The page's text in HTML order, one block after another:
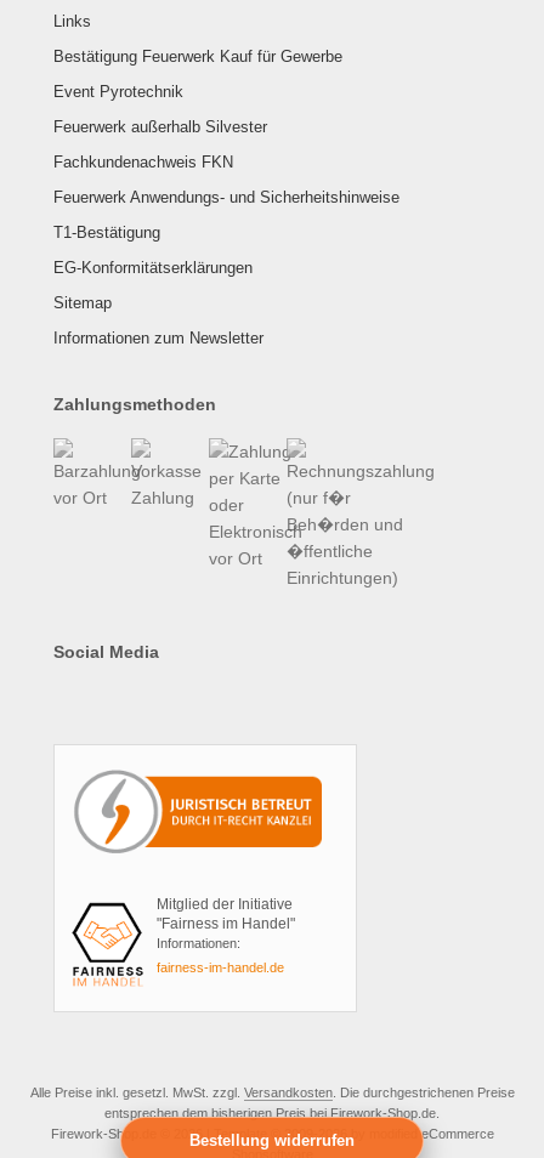
Links
Bestätigung Feuerwerk Kauf für Gewerbe
Event Pyrotechnik
Feuerwerk außerhalb Silvester
Fachkundenachweis FKN
Feuerwerk Anwendungs- und Sicherheitshinweise
T1-Bestätigung
EG-Konformitätserklärungen
Sitemap
Informationen zum Newsletter
Zahlungsmethoden
Social Media
Mitglied der Initiative
"Fairness im Handel"
Informationen:
fairness-im-handel.de
Alle Preise inkl. gesetzl. MwSt. zzgl. Versandkosten. Die durchgestrichenen Preise
entsprechen dem bisherigen Preis bei Firework-Shop.de.
Firework-Shop.de © 2026 | Template © 2009-2026 by modified eCommerce
Shopsoftware
Bestellung widerrufen